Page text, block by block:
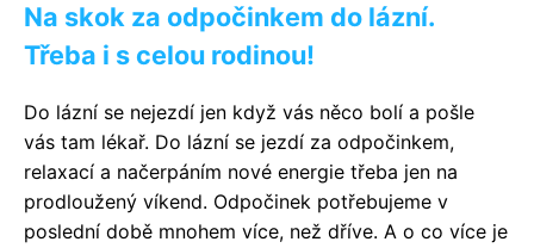
Na skok za odpočinkem do lázní.
Třeba i s celou rodinou!
Do lázní se nejezdí jen když vás něco bolí a pošle
vás tam lékař. Do lázní se jezdí za odpočinkem,
relaxací a načerpáním nové energie třeba jen na
prodloužený víkend. Odpočinek potřebujeme v
poslední době mnohem více, než dříve. A o co více je